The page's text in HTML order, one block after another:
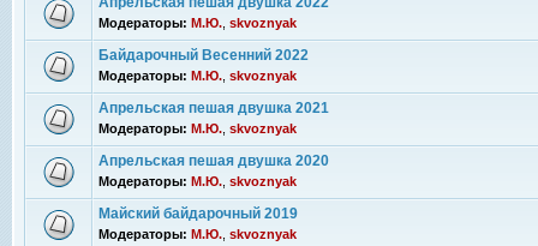
Модераторы: М.Ю. skvoznyak
Байдарочный Весенний 2022
Модераторы: М.Ю. skvoznyak
Апрельская пешая двушка 2021
Модераторы: М.Ю. skvoznyak
Апрельская пешая двушка 2020
Модераторы: М.Ю. skvoznyak
Майский байдарочный 2019
Модераторы: М.Ю. skvoznyak